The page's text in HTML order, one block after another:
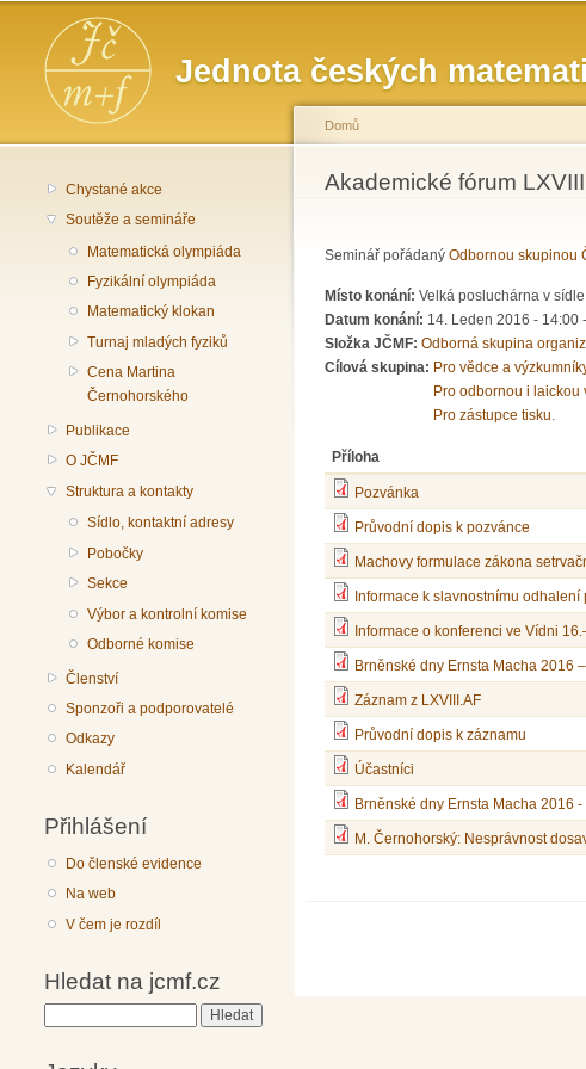
Jednota českých
Hlavní menu
Chystané akce
Soutěže a semináře
Matematická olympiáda
Fyzikální olympiáda
Matematický klokan
Turnaj mladých fyziků
Cena Martina
Černohorského
Publikace
O JČMF
Struktura a kontakty
Sídlo, kontaktní adresy
Pobočky
Sekce
Výbor a kontrolní komise
Odborné komise
Členství
Sponzoři a podporovatelé
Odkazy
Kalendář
Přihlášení
Do členské evidence
Na web
V čem je rozdíl
Hledat na jcmf.cz
Jste zde
Domů
Akademické fórum
Seminář pořádaný Odbornou skupinou
Místo konání: Velká posluchárna v
Datum konání: 14. Leden 2016 - 14:00 -
Složka JČMF: Odborná skupina
Cílová skupina: Pro vědce a
Pro odbornou i laickou
Pro zástupce tisku.
Příloha
Pozvánka
Průvodní dopis k pozvánce
Machovy formulace zákona
Informace k slavnostnímu
Informace o konferenci ve Vídni
Brněnské dny Ernsta Macha 2016
Záznam z LXVIII.AF
Průvodní dopis k záznamu
Účastníci
Brněnské dny Ernsta Macha 2016
M. Černohorský: Nesprávnost